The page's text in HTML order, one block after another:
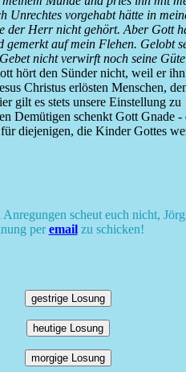
Unrechtes vorgehabt hätte in
der Herr nicht gehört. Aber Gott
gemerkt auf mein Flehen. Gelobt
nicht verwirft noch seine
hört den Sünder nicht, weil er
Christus erlösten Menschen,
gilt es stets unsere Einstellung zu
Demütigen schenkt Gott Gnade -
diejenigen, die Kinder Gottes
scheut euch nicht, Jörg
peremailzu schicken!
gestrige Losung
heutige Losung
morgige Losung